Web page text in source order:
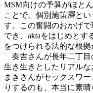
MSM向けの予算がほと
ことで、個別施策層と
す。この奮闘のおかげ
でき、aktaをはじめとす
をつけられる法的な根拠
奏吉さんが長年二丁目
生き生きとしたリアル
まきさんがセックスワ
りするのも、本当に素晴